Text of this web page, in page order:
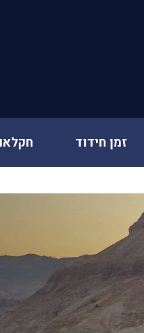
זמן חידוד